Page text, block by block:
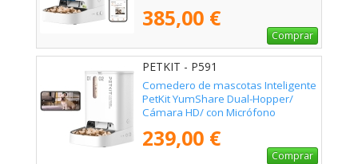
385,00 €
Comprar
PETKIT - P591
Comedero de mascotas Inteligente
PetKit YumShare Dual-Hopper/
Cámara HD/ con Micrófono
239,00 €
Comprar